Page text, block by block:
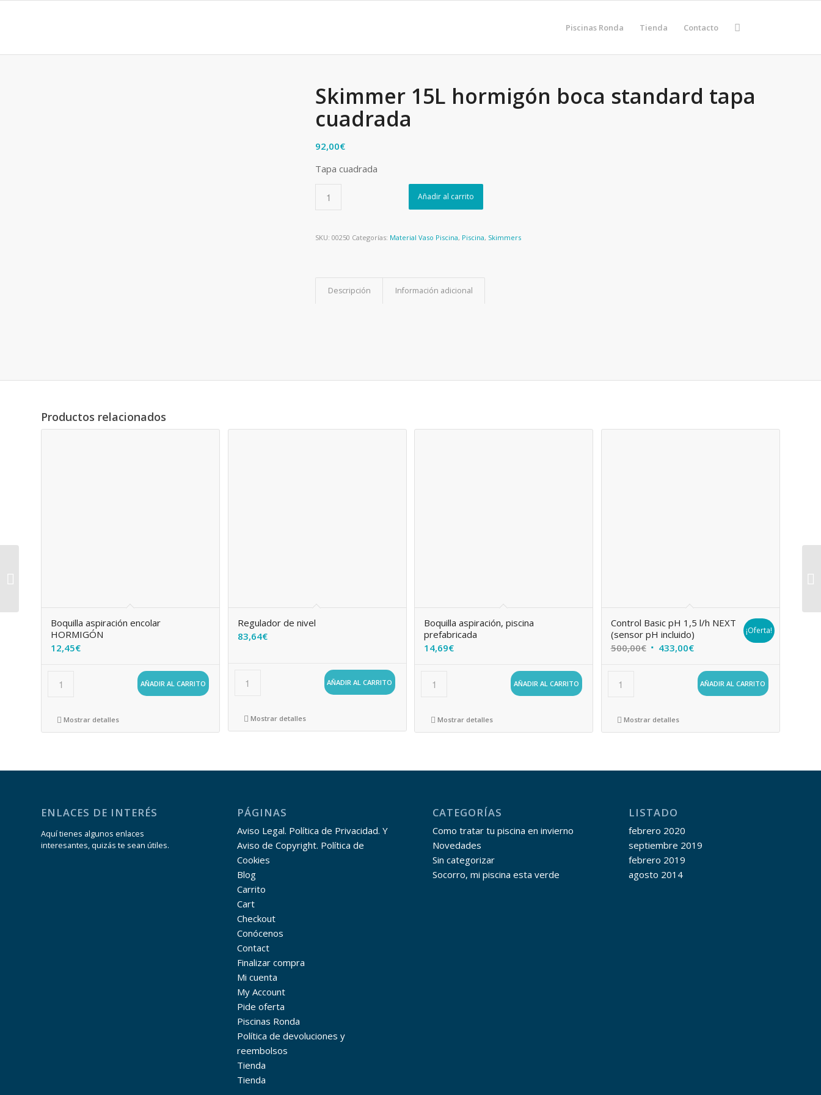
Piscinas Ronda Tienda Contacto
Skimmer 15L hormigón boca standard tapa
cuadrada
92,00€
Tapa cuadrada
Añadir al carrito
SKU:00250 Categorías: Material Vaso Piscina, Piscina, Skimmers
Descripción Información adicional
Productos relacionados
Boquilla aspiración encolar
HORMIGÓN
12,45€
AÑADIR AL CARRITO
Mostrar detalles
Regulador de nivel
83,64€
AÑADIR AL CARRITO
Mostrar detalles
Boquilla aspiración, piscina
prefabricada
14,69€
AÑADIR AL CARRITO
Mostrar detalles
Control Basic pH 1,5 l/h NEXT
(sensor pH incluido)
500,00€ El 433,00€El
actual
es:
¡Oferta!
AÑADIR AL CARRITO
Mostrar detalles
ENLACES DE INTERÉS
Aquí tienes algunos enlaces
interesantes, quizás te sean útiles.
PÁGINAS
Aviso Legal. Política de Privacidad. Y
Aviso de Copyright. Política de
Cookies
Blog
Carrito
Cart
Checkout
Conócenos
Contact
Finalizar compra
Mi cuenta
My Account
Pide oferta
Piscinas Ronda
Política de devoluciones y
reembolsos
Tienda
Tienda
CATEGORÍAS
Como tratar tu piscina en invierno
Novedades
Sin categorizar
Socorro, mi piscina esta verde
LISTADO
febrero 2020
septiembre 2019
febrero 2019
agosto 2014